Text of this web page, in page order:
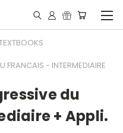
FRANCAIS - INTERMEDIAIRE
du
+ Appli.